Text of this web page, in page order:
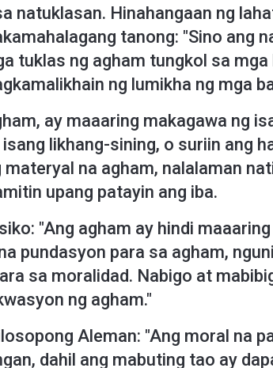
natuklasan. Hinahangaan ng
tanong: "Sino ang
tuklas ng agham tungkol sa
ng lumikha ng mga
ay maaaring makagawa ng
likhang-sining, o suriin ang
na agham, nalalaman
upang patayin ang iba.
"Ang agham ay hindi
pundasyon para sa agham,
sa moralidad. Nabigo at
ng agham."
Aleman: "Ang moral na
dahil ang mabuting tao ay